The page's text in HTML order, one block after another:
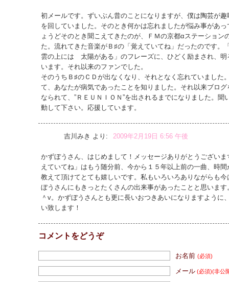
初メールです。ずいぶん昔のことになりますが、僕は陶芸が
を回していました。そのとき何かは忘れましたが悩み事があ
ょうどそのとき聞こえてきたのが、ＦＭの京都αステーション
た。流れてきた音楽がＢ♯の「覚えていてね」だったのです
雲の上には 太陽がある」のフレーズに、ひどく励まされ、明
います。それ以来のファンでした。
そのうちＢ♯のＣＤが出なくなり、それとなく忘れていました
て、あなたが病気であったことを知りました。それ以来ブロ
なられて、”ＲＥＵＮＩＯＮ”を出されるまでになりました。
動して下さい。応援しています。
吉川みき より: 2009年2月19日 6:56 午後
かずぼうさん、はじめまして！メッセージありがとうござい
えていてね」はもう随分前、今から１５年以上前の一曲、時
教えて頂けてとても嬉しいです。私もいろいろありながらも
ぼうさんにもきっとたくさんの出来事があったことと思いま
＾v。かずぼうさんとも更に長いおつきあいになりますように
い致します！
コメントをどうぞ
お名前 (必須)
メール (必須)(非公